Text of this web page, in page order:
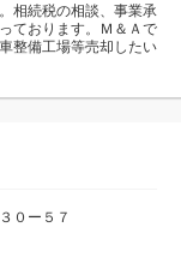
相続税の相談、事業承
ております。Ｍ＆Ａで
整備工場等売却したい
０ー５７